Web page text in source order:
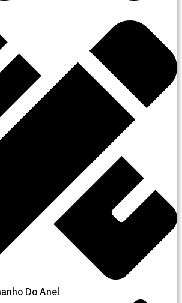
Do Anel